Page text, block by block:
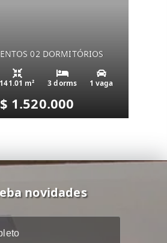
02 DORMITÓRIOS
141.01 m² 3 dorms 1 vaga
1.520.000
novidades